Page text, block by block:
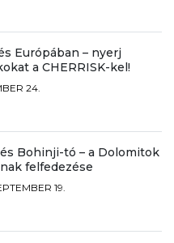
Európában – nyerj
a CHERRISK-kel!
24.
Bohinji-tó – a Dolomitok
felfedezése
19.